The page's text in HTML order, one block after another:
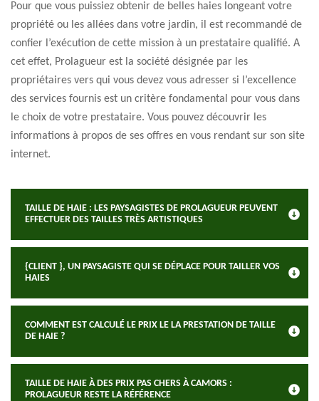
Pour que vous puissiez obtenir de belles haies longeant votre
propriété ou les allées dans votre jardin, il est recommandé de
confier l’exécution de cette mission à un prestataire qualifié. A
cet effet, Prolagueur est la société désignée par les
propriétaires vers qui vous devez vous adresser si l’excellence
des services fournis est un critère fondamental pour vous dans
le choix de votre prestataire. Vous pouvez découvrir les
informations à propos de ses offres en vous rendant sur son site
internet.
TAILLE DE HAIE : LES PAYSAGISTES DE PROLAGUEUR PEUVENT
EFFECTUER DES TAILLES TRÈS ARTISTIQUES
{CLIENT }, UN PAYSAGISTE QUI SE DÉPLACE POUR TAILLER VOS
HAIES
COMMENT EST CALCULÉ LE PRIX LE LA PRESTATION DE TAILLE
DE HAIE ?
TAILLE DE HAIE À DES PRIX PAS CHERS À CAMORS :
PROLAGUEUR RESTE LA RÉFÉRENCE